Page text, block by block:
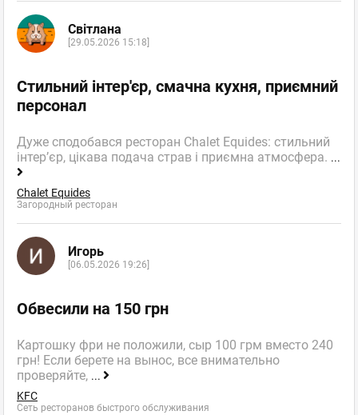
Світлана
[29.05.2026 15:18]
Стильний інтер'єр, смачна кухня, приємний
персонал
Дуже сподобався ресторан Chalet Equides: стильний
інтер’єр, цікава подача страв і приємна атмосфера. ...
Chalet Equides
Загородный ресторан
Игорь
[06.05.2026 19:26]
Обвесили на 150 грн
Картошку фри не положили, сыр 100 грм вместо 240
грн! Если берете на вынос, все внимательно
проверяйте, ...
KFC
Сеть ресторанов быстрого обслуживания